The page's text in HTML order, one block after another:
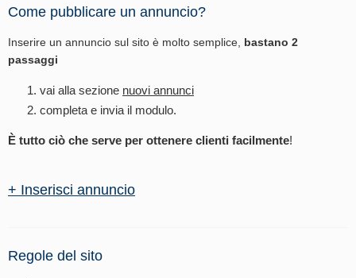
Come pubblicare un annuncio?
Inserire un annuncio sul sito è molto semplice, bastano 2
passaggi
vai alla sezione nuovi annunci
completa e invia il modulo.
È tutto ciò che serve per ottenere clienti facilmente!
+ Inserisci annuncio
Regole del sito